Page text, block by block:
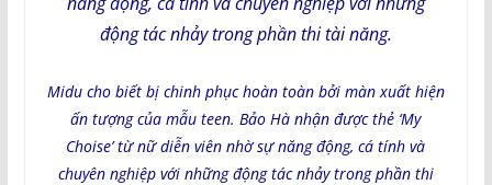
Midu cho biết bị chinh phục hoàn toàn bởi màn xuất hiện
ấn tượng của mẫu teen. Bảo Hà nhận được thẻ ‘My
Choise’ từ nữ diễn viên nhờ sự năng động, cá tính và
chuyên nghiệp với những động tác nhảy trong phần thi